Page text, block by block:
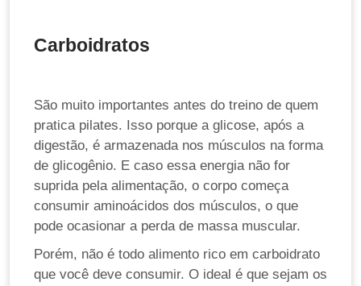
Carboidratos
São muito importantes antes do treino de quem
pratica pilates. Isso porque a glicose, após a
digestão, é armazenada nos músculos na forma
de glicogênio. E caso essa energia não for
suprida pela alimentação, o corpo começa
consumir aminoácidos dos músculos, o que
pode ocasionar a perda de massa muscular.
Porém, não é todo alimento rico em carboidrato
que você deve consumir. O ideal é que sejam os